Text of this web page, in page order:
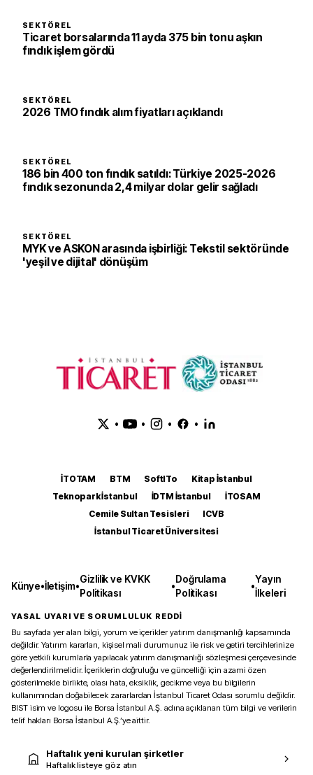
SEKTÖREL
Ticaret borsalarında 11 ayda 375 bin tonu aşkın
fındık işlem gördü
SEKTÖREL
2026 TMO fındık alım fiyatları açıklandı
SEKTÖREL
186 bin 400 ton fındık satıldı: Türkiye 2025-2026
fındık sezonunda 2,4 milyar dolar gelir sağladı
SEKTÖREL
MYK ve ASKON arasında işbirliği: Tekstil sektöründe
'yeşil ve dijital' dönüşüm
• • • •
İTOTAM BTM SoftITo
Kitap İstanbul
Teknopark İstanbul
İDTM İstanbul
İTOSAM
Cemile Sultan Tesisleri
ICVB
İstanbul Ticaret Üniversitesi
Künye•İletişim•
Gizlilik ve KVKK
Politikası
•
Doğrulama
Politikası
•
Yayın
İlkeleri
YASAL UYARI VE SORUMLULUK REDDİ
Bu sayfada yer alan bilgi, yorum ve içerikler yatırım danışmanlığı kapsamında
değildir. Yatırım kararları, kişisel mali durumunuz ile risk ve getiri tercihlerinize
göre yetkili kurumlarla yapılacak yatırım danışmanlığı sözleşmesi çerçevesinde
değerlendirilmelidir. İçeriklerin doğruluğu ve güncelliği için azami özen
gösterilmekle birlikte, olası hata, eksiklik, gecikme veya bu bilgilerin
kullanımından doğabilecek zararlardan İstanbul Ticaret Odası sorumlu değildir.
BIST isim ve logosu ile Borsa İstanbul A.Ş. adına açıklanan tüm bilgi ve verilerin
telif hakları Borsa İstanbul A.Ş.’ye aittir.
Haftalık yeni kurulan şirketler
Haftalık listeye göz atın